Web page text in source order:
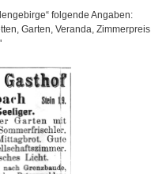
folgende Angaben:
Garten, Veranda, Zimmerpreis